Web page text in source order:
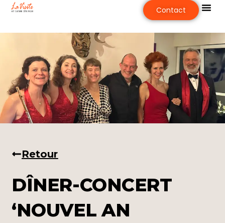
Contact
Retour
DÎNER-CONCERT
‘NOUVEL AN